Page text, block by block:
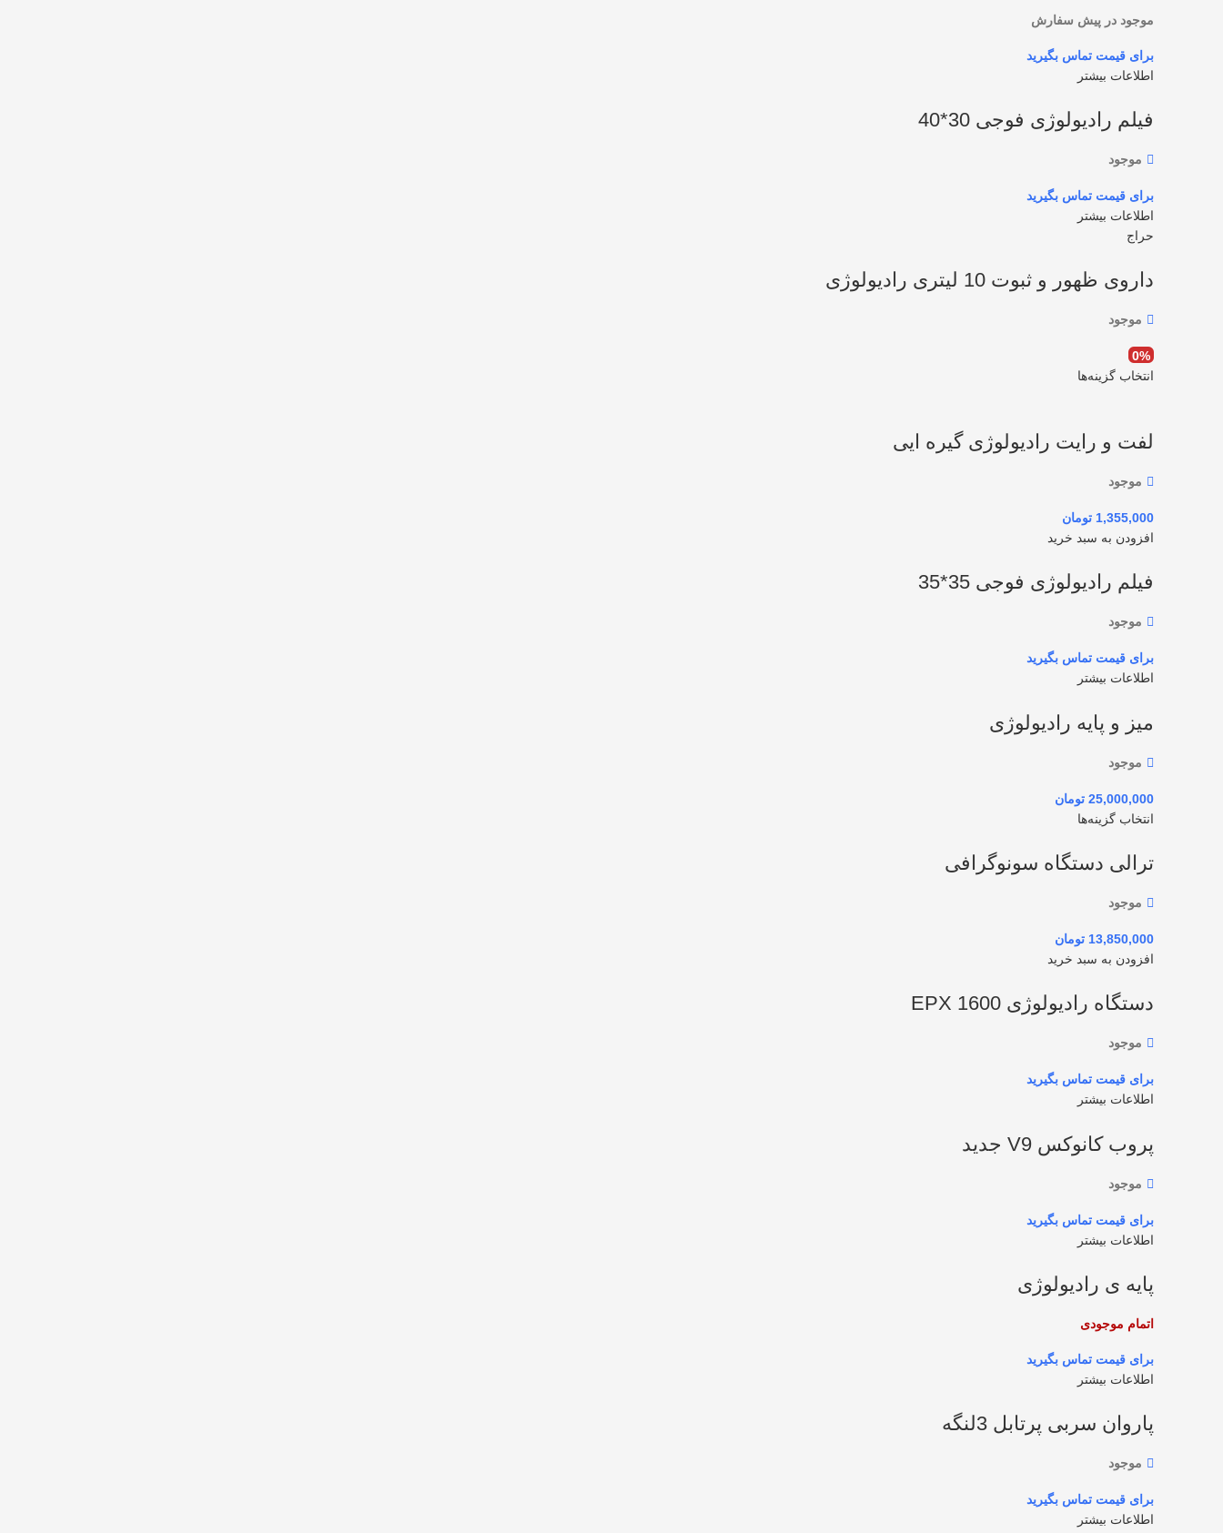
موجود در پیش سفارش
اطلاعات بیشتر
فیلم رادیولوژی فوجی 30*40
موجود
اطلاعات بیشتر
حراج
داروی ظهور و ثبوت 10 لیتری رادیولوژی
موجود
انتخاب گزینه‌ها
لفت و رایت رادیولوژی گیره ایی
موجود
تومان
افزودن به سبد خرید
فیلم رادیولوژی فوجی 35*35
موجود
اطلاعات بیشتر
میز و پایه رادیولوژی
موجود
تومان
انتخاب گزینه‌ها
ترالی دستگاه سونوگرافی
موجود
تومان
افزودن به سبد خرید
دستگاه رادیولوژی EPX 1600
موجود
اطلاعات بیشتر
پروب کانوکس V9 جدید
موجود
اطلاعات بیشتر
پایه ی رادیولوژی
اتمام موجودی
اطلاعات بیشتر
پاروان سربی پرتابل 3لنگه
موجود
اطلاعات بیشتر